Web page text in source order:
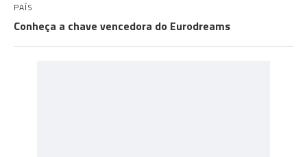
PAÍS
Conheça a chave vencedora do Eurodreams